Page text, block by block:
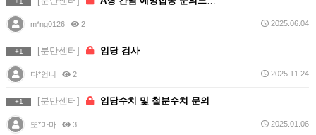
m*ng0126 2 2025.06.04
+1 [분만센터] 임당 검사
다*언니 2 2025.11.24
+1 [분만센터] 임당수치 및 철분수치 문의
또*마마 3 2025.01.06